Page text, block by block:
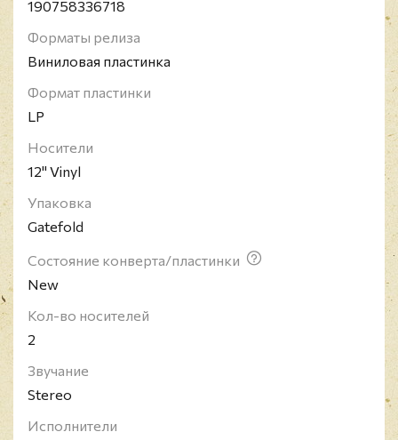
вышедших в 2013 и 2015 годах соответственно.
The Neighbourhood - американской альт-рок
группа. После выпуска двух EP "I'm Sorry..." и
"Thank You" 23 апреля 2013 года группа выпустила
ноябре 2014 года группа выпустила микстейп под
названием "#000000 & #FFFFFF". Второй
190758336718
Форматы релиза
Виниловая пластинка
Формат пластинки
LP
Носители
12" Vinyl
Упаковка
Gatefold
Состояние конверта/пластинки
New
Кол-во носителей
2
Звучание
Stereo
Исполнители